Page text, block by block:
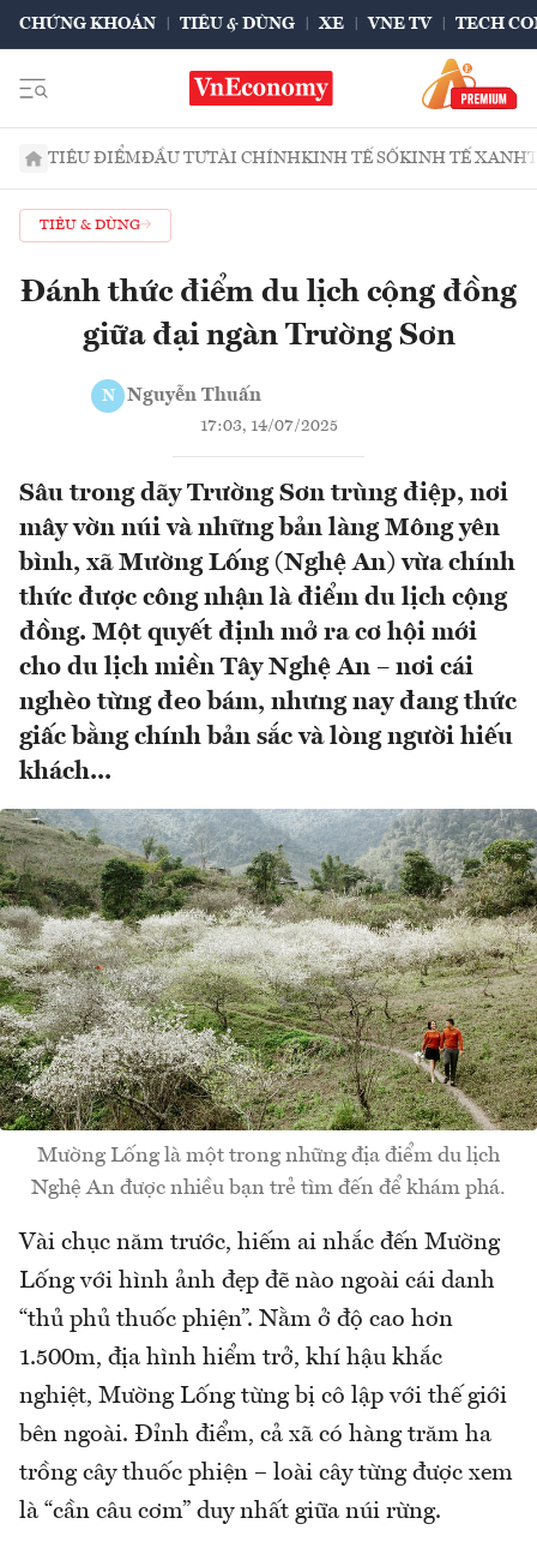
CHỨNG KHOÁN TIÊU & DÙNG XE VNE TV TECH
TIÊU ĐIỂMĐẦU TƯTÀI CHÍNHKINH TẾ SỐKINH TẾ XANH
TIÊU & DÙNG
Đánh thức điểm du lịch cộng đồng
giữa đại ngàn Trường Sơn
N Nguyễn Thuấn
17:03, 14/07/2025
Sâu trong dãy Trường Sơn trùng điệp, nơi
mây vờn núi và những bản làng Mông yên
bình, xã Mường Lống (Nghệ An) vừa chính
thức được công nhận là điểm du lịch cộng
đồng. Một quyết định mở ra cơ hội mới
cho du lịch miền Tây Nghệ An – nơi cái
nghèo từng đeo bám, nhưng nay đang thức
giấc bằng chính bản sắc và lòng người hiếu
khách...
Mường Lống là một trong những địa điểm du lịch
Nghệ An được nhiều bạn trẻ tìm đến để khám phá.
Vài chục năm trước, hiếm ai nhắc đến Mường
Lống với hình ảnh đẹp đẽ nào ngoài cái danh
“thủ phủ thuốc phiện”. Nằm ở độ cao hơn
1.500m, địa hình hiểm trở, khí hậu khắc
nghiệt, Mường Lống từng bị cô lập với thế giới
bên ngoài. Đỉnh điểm, cả xã có hàng trăm ha
trồng cây thuốc phiện – loài cây từng được xem
là “cần câu cơm” duy nhất giữa núi rừng.